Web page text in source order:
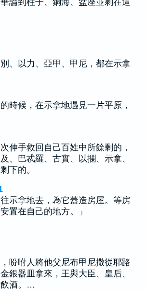
、以力、亞甲、甲尼，都在示拿
時候，在示拿地遇見一片平原，
伸手救回自己百姓中所餘剩的，
、巴忒羅、古實、以攔、示拿、
下的。
示拿地去，為它蓋造房屋。等房
置在自己的地方。」
吩咐人將他父尼布甲尼撒從耶路
銀器皿拿來，王與大臣、皇后、
飲酒。…